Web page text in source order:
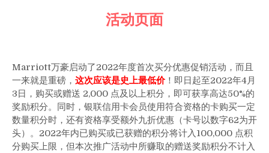
还
有
支
付
九
折
优
活动页面
Marriott万豪启动了2022年度首次买分优惠促销活动，而且
一来就是重磅， 这次应该是史上最低价！即日起至2022年4月
3日，购买或赠送 2,000 点及以上积分，即可获享高达50%的
奖励积分。同时，银联信用卡会员使用符合资格的卡购买一定
数量积分时，还有资格享受额外九折优惠（卡号以数字62为开
头）。2022年内已购买或已获赠的积分将计入100,000 点积
分购买上限，但本次推广活动中所赚取的赠送奖励积分不计入